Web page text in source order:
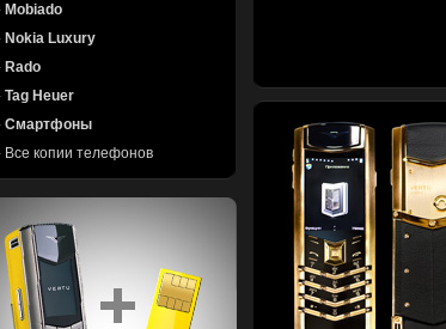
Mobiado
Nokia Luxury
Rado
Tag Heuer
Смартфоны
Все копии телефонов